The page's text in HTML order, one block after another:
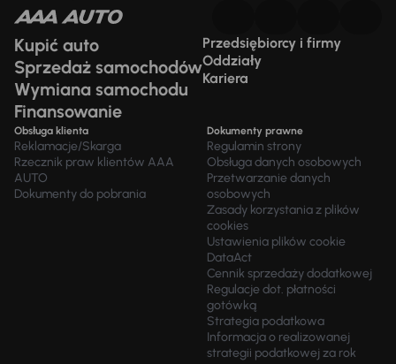
Kupić auto
Sprzedaż samochodów
Wymiana samochodu
Finansowanie
Przedsiębiorcy i firmy
Oddziały
Kariera
Obsługa klienta
Reklamacje/Skarga
Rzecznik praw klientów AAA
AUTO
Dokumenty do pobrania
Dokumenty prawne
Regulamin strony
Obsługa danych osobowych
Przetwarzanie danych
osobowych
Zasady korzystania z plików
cookies
Ustawienia plików cookie
DataAct
Cennik sprzedaży dodatkowej
Regulacje dot. płatności
gotówką
Strategia podatkowa
Informacja o realizowanej
strategii podatkowej za rok